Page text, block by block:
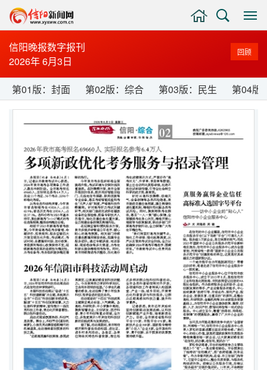
显
示
与
隐
侧
边
栏
搜
索
主
页
信阳晚报数字报刊
2026年 6月3日
回顾
第01版：封面 第02版：综合 第03版：民生 第04版